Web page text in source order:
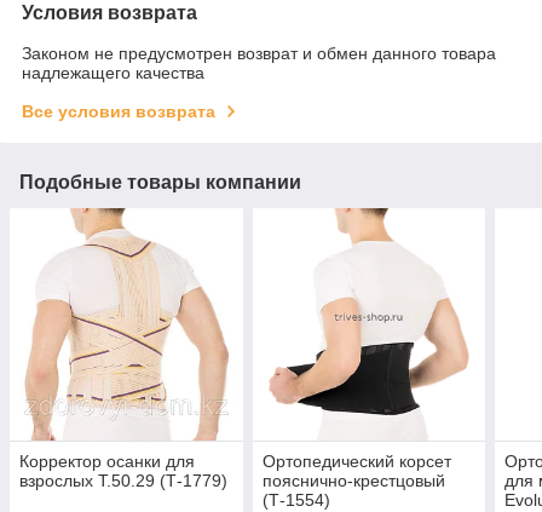
Условия возврата
Законом не предусмотрен возврат и обмен данного товара
надлежащего качества
Все условия возврата
Подобные товары компании
Корректор осанки для
взрослых Т.50.29 (Т-1779)
Ортопедический корсет
пояснично-крестцовый
(Т-1554)
для